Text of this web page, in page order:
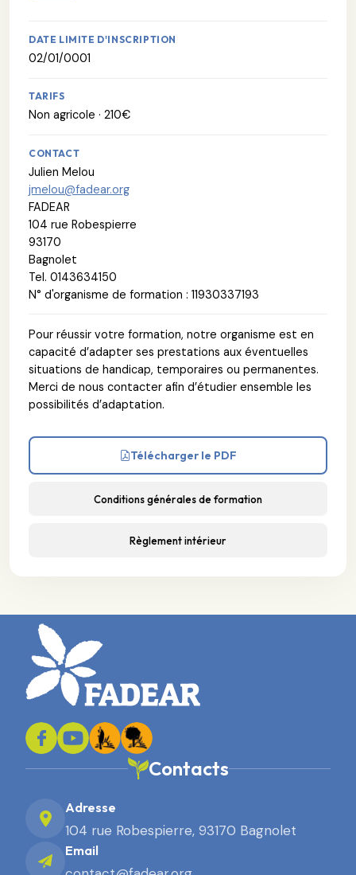
DATE LIMITE D'INSCRIPTION
02/01/0001
TARIFS
Non agricole · 210€
CONTACT
Julien Melou
jmelou@fadear.org
FADEAR
104 rue Robespierre
93170
Bagnolet
Tel. 0143634150
N° d'organisme de formation : 11930337193
Pour réussir votre formation, notre organisme est en
capacité d’adapter ses prestations aux éventuelles
situations de handicap, temporaires ou permanentes.
Merci de nous contacter afin d’étudier ensemble les
possibilités d’adaptation.
Télécharger le PDF
Conditions générales de formation
Règlement intérieur
Contacts
Adresse
104 rue Robespierre, 93170 Bagnolet
Email